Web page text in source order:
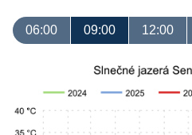
06:00 09:00 12:00